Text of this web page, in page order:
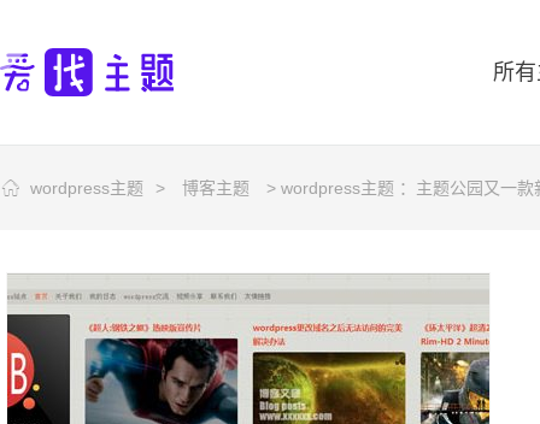
所
wordpress主题 > 博客主题 > wordpress主题 ：主题公园又一